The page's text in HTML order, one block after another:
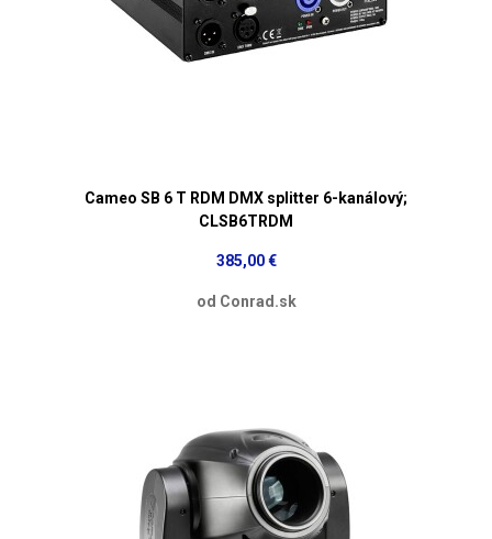
Cameo SB 6 T RDM DMX splitter 6-kanálový;
CLSB6TRDM
385,00 €
od Conrad.sk